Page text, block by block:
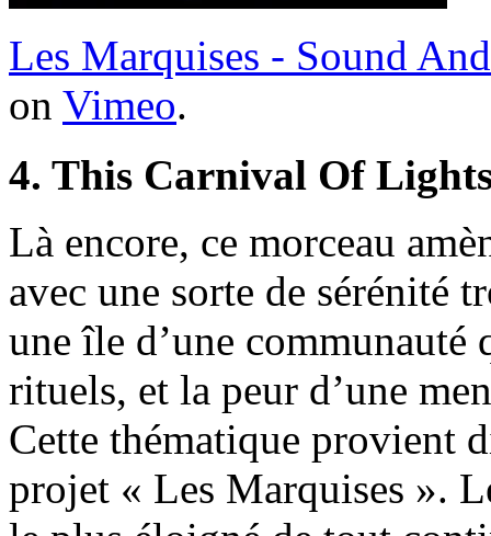
Les Marquises - Sound
on Vimeo.
4. This Carnival Of
Là encore, ce morceau
avec une sorte de sérénité
une île d’une communauté
rituels, et la peur d’une
Cette thématique provient
projet « Les Marquises ».